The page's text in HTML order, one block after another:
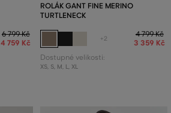
6 799 Kč
4 759 Kč
ROLÁK GANT FINE MERINO
TURTLENECK
+2
4 799 Kč
3 359 Kč
Dostupné velikosti:
XS, S, M, L, XL